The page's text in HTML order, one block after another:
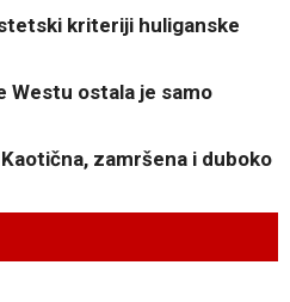
kriteriji huliganske
Westu ostala je samo
Kaotična, zamršena i duboko